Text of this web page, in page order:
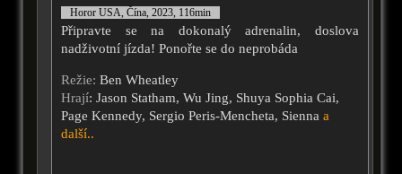
Horor USA, Čína, 2023, 116min
Připravte se na dokonalý adrenalin, doslova
nadživotní jízda! Ponořte se do neprobáda
Režie: Ben Wheatley
Hrají: Jason Statham, Wu Jing, Shuya Sophia Cai,
Page Kennedy, Sergio Peris-Mencheta, Sienna a
další..